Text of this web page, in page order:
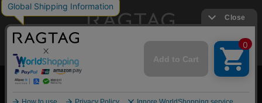
デザイナーズブランドのユーズド・セレクトショップ